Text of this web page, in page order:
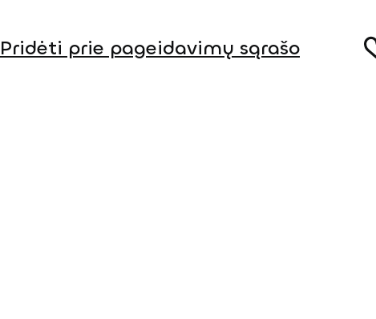
Pridėti prie pageidavimų sąrašo